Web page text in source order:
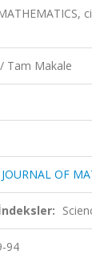
Tam Makale
OF
94